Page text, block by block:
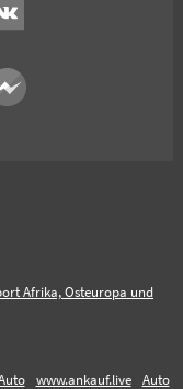
Afrika, Osteuropa und
www.ankauf.live
Auto